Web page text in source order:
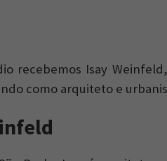
recebemos Isay
como arquiteto e